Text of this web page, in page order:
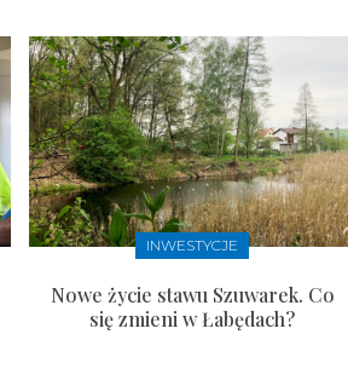
INWESTYCJE
Nowe życie stawu Szuwarek. Co
się zmieni w Łabędach?